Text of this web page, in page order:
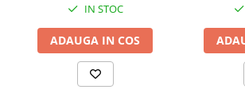
IN STOC
ADAUGA IN COS